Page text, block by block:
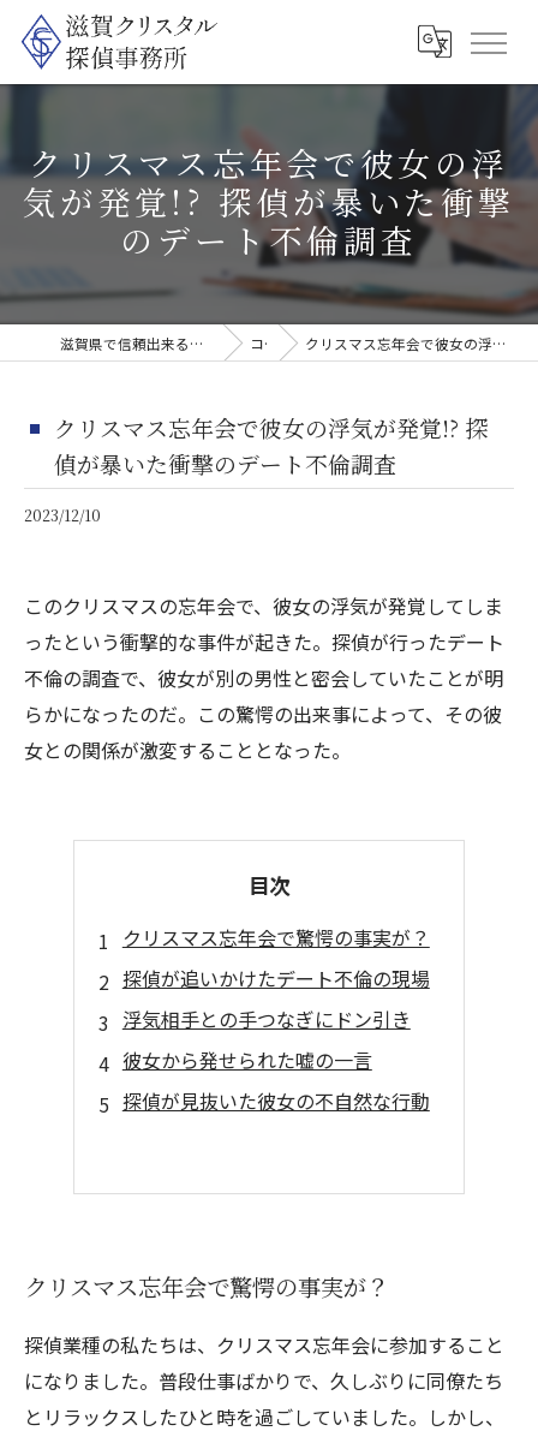
クリスマス忘年会で彼女の浮
気が発覚!? 探偵が暴いた衝撃
のデート不倫調査
滋賀県で信頼出来る探偵なら滋賀クリスタル探偵事務所 コラム クリスマス忘年会で彼女の浮気が発覚!? 探偵が暴いた衝撃のデート不倫調査
クリスマス忘年会で彼女の浮気が発覚!? 探
偵が暴いた衝撃のデート不倫調査
2023/12/10
このクリスマスの忘年会で、彼女の浮気が発覚してしま
ったという衝撃的な事件が起きた。探偵が行ったデート
不倫の調査で、彼女が別の男性と密会していたことが明
らかになったのだ。この驚愕の出来事によって、その彼
女との関係が激変することとなった。
目次
クリスマス忘年会で驚愕の事実が？
探偵が追いかけたデート不倫の現場
浮気相手との手つなぎにドン引き
彼女から発せられた嘘の一言
探偵が見抜いた彼女の不自然な行動
クリスマス忘年会で驚愕の事実が？
探偵業種の私たちは、クリスマス忘年会に参加すること
になりました。普段仕事ばかりで、久しぶりに同僚たち
とリラックスしたひと時を過ごしていました。しかし、